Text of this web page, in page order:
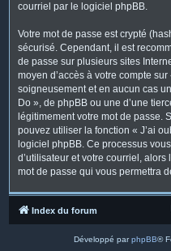
courriel par le logiciel phpBB.
Votre mot de passe est crypté
sécurisé. Cependant, il est
de passe sur plusieurs sites
moyen d’accès à votre compte
soigneusement et en aucun cas
Do », de phpBB ou une d’une
légitimement votre mot de passe.
pouvez utiliser la fonction « J’ai
logiciel phpBB. Ce processus
d’utilisateur et votre courriel,
mot de passe qui vous permettra
Index du forum
Développé parphpBB®